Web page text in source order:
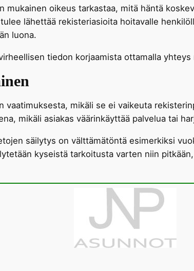
mukainen oikeus tarkastaa, mitä häntä
lähettää rekisteriasioita hoitavalle
luona.
tiedon korjaamista ottamalla
vaatimuksesta, mikäli se ei vaikeuta
mikäli asiakas väärinkäyttää palvelua tai
säilytys on välttämätöntä esimerkiksi
kyseistä tarkoitusta varten niin